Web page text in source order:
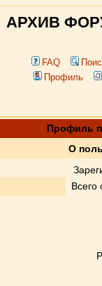
АРХИВ
FAQ
Профиль
Профиль
О